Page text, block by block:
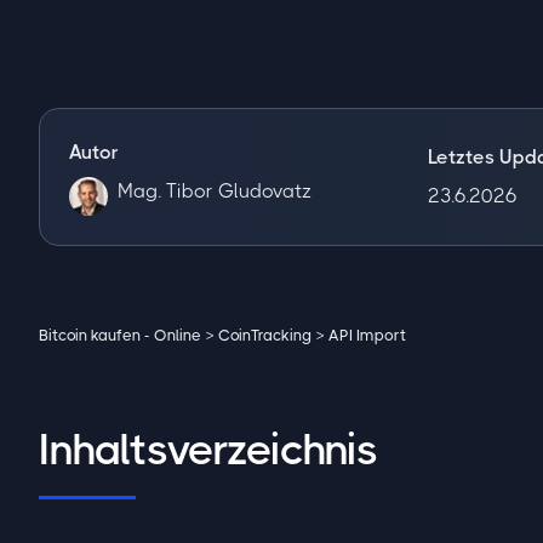
Autor
Mag. Tibor Gludovatz
Letztes
23.6.2026
Bitcoin kaufen - Online > CoinTracking > API Import
Inhaltsverzeichnis